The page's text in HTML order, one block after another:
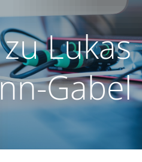
Lukas
Gabel